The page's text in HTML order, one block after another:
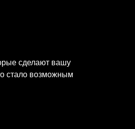
сделают вашу
стало возможным